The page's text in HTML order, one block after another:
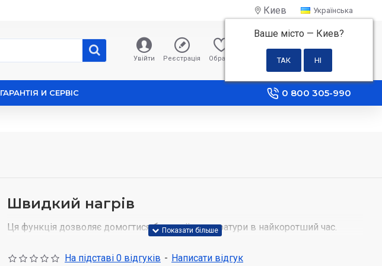
Киев
Ваше місто — Киев?
Українська
Увійти Реєстрація Обране Порівняння
0 грн
ГАРАНТІЯ И СЕРВІС 0 800 305-990
Швидкий нагрів
Ця функція дозволяє домогтися бажаної температури в найкоротший час.
вимагають стандарти. Це дозволяє Вам зосередитися на приготуванні їжі, а не
На підставі 0 відгуків - Написати відгук